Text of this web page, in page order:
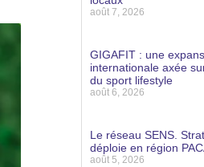
août 7, 2026
GIGAFIT : une
internationale axée
du sport lifestyle
août 6, 2026
Le réseau SENS.
déploie en région
août 5, 2026